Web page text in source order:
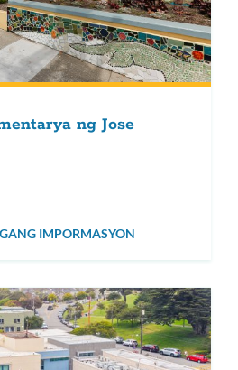
ng Jose
IMPORMASYON